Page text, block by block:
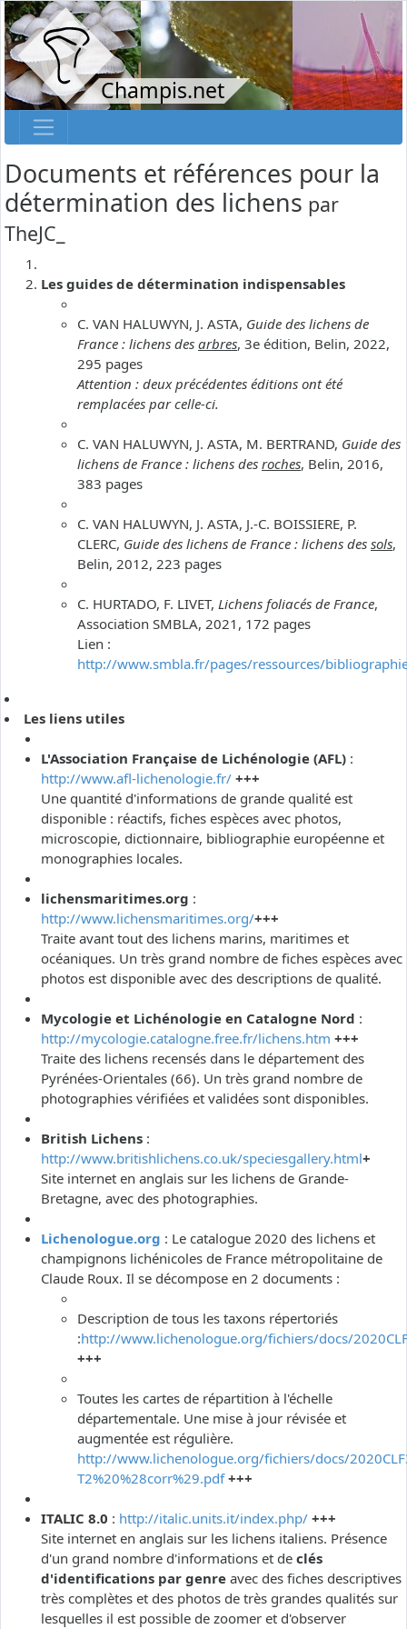
Champis.net
Documents et références pour la
détermination des lichens par
TheJC_
Les guides de détermination indispensables
C. VAN HALUWYN, J. ASTA, Guide des lichens de
France : lichens des arbres, 3e édition, Belin, 2022,
295 pages
Attention : deux précédentes éditions ont été
remplacées par celle-ci.
C. VAN HALUWYN, J. ASTA, M. BERTRAND, Guide des
lichens de France : lichens des roches, Belin, 2016,
383 pages
C. VAN HALUWYN, J. ASTA, J.-C. BOISSIERE, P.
CLERC, Guide des lichens de France : lichens des sols,
Belin, 2012, 223 pages
C. HURTADO, F. LIVET, Lichens foliacés de France,
Association SMBLA, 2021, 172 pages
Lien :
http://www.smbla.fr/pages/ressources/
Les liens utiles
L'Association Française de Lichénologie (AFL) :
http://www.afl-lichenologie.fr/ +++
Une quantité d'informations de grande qualité est
disponible : réactifs, fiches espèces avec photos,
microscopie, dictionnaire, bibliographie européenne et
monographies locales.
lichensmaritimes.org :
http://www.lichensmaritimes.org/+++
Traite avant tout des lichens marins, maritimes et
océaniques. Un très grand nombre de fiches espèces avec
photos est disponible avec des descriptions de qualité.
Mycologie et Lichénologie en Catalogne Nord :
http://mycologie.catalogne.free.fr/lichens.htm +++
Traite des lichens recensés dans le département des
Pyrénées-Orientales (66). Un très grand nombre de
photographies vérifiées et validées sont disponibles.
British Lichens :
http://www.britishlichens.co.uk/speciesgallery.html+
Site internet en anglais sur les lichens de Grande-
Bretagne, avec des photographies.
Lichenologue.org : Le catalogue 2020 des lichens et
champignons lichénicoles de France métropolitaine de
Claude Roux. Il se décompose en 2 documents :
Description de tous les taxons répertoriés
:http://www.lichenologue.org/fichiers/docs/
+++
Toutes les cartes de répartition à l'échelle
départementale. Une mise à jour révisée et
augmentée est régulière.
http://www.lichenologue.org/fichiers/docs/
T2%20%28corr%29.pdf +++
ITALIC 8.0 : http://italic.units.it/index.php/ +++
Site internet en anglais sur les lichens italiens. Présence
d'un grand nombre d'informations et de clés
d'identifications par genre avec des fiches descriptives
très complètes et des photos de très grandes qualités sur
lesquelles il est possible de zoomer et d'observer